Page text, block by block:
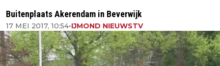
Buitenplaats Akerendam in Beverwijk
17 MEI 2017, 10:54•IJMOND NIEUWSTV